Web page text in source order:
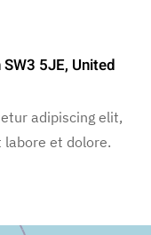
5JE, United
adipiscing elit,
et dolore.